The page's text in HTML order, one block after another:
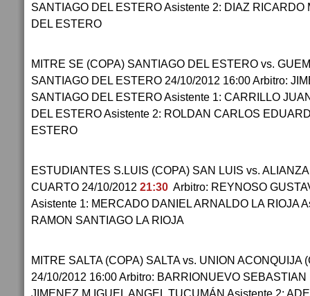
SANTIAGO DEL ESTERO Asistente 2: DIAZ RICARDO
DEL ESTERO
MITRE SE (COPA) SANTIAGO DEL ESTERO vs.
SANTIAGO DEL ESTERO 24/10/2012 16:00 Arbitro:
SANTIAGO DEL ESTERO Asistente 1: CARRILLO
DEL ESTERO Asistente 2: ROLDAN CARLOS
ESTERO
ESTUDIANTES S.LUIS (COPA) SAN LUIS vs.
CUARTO 24/10/2012 21:30 Arbitro: REYNOSO
Asistente 1: MERCADO DANIEL ARNALDO LA RIOJA
RAMON SANTIAGO LA RIOJA
MITRE SALTA (COPA) SALTA vs. UNION ACONQUIJA
24/10/2012 16:00 Arbitro: BARRIONUEVO
JIMENEZ M IGUEL ANGEL TUCUMÁN Asistente 2: